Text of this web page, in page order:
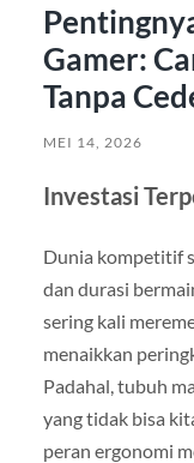
Gamer:
Tanpa
MEI 14, 2026
Investasi
Dunia kompetitif
dan durasi
sering kali
menaikkan
Padahal, tubuh
yang tidak bisa
peran ergonomi